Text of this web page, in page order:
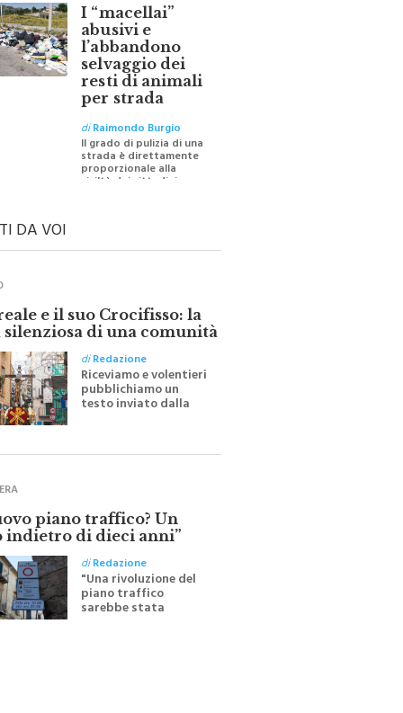
I “macellai”
abusivi e
l’abbandono
selvaggio dei
resti di animali
per strada
diRaimondo Burgio
Il grado di pulizia di una
strada è direttamente
proporzionale alla
civiltà dei cittadini
DA VOI
e il suo Crocifisso: la
di una comunità
diRedazione
Riceviamo e volentieri
pubblichiamo un
testo inviato dalla
scrittrice monrealese
Festa del Santissimo
piano traffico? Un
indietro di dieci anni”
diRedazione
"Una rivoluzione del
piano traffico
sarebbe stata
efficace se preceduta